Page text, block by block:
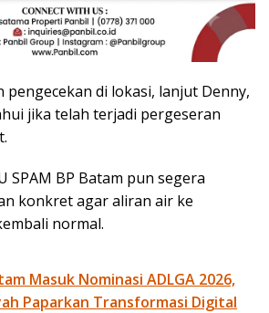
pengecekan di lokasi, lanjut Denny,
jika telah terjadi pergeseran
SPAM BP Batam pun segera
konkret agar aliran air ke
normal.
Masuk Nominasi ADLGA 2026,
Paparkan Transformasi Digital